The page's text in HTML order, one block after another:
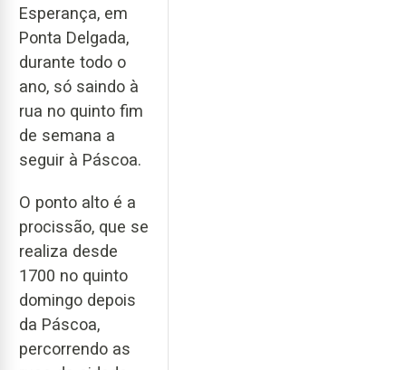
Esperança, em
Ponta Delgada,
durante todo o
ano, só saindo à
rua no quinto fim
de semana a
seguir à Páscoa.
O ponto alto é a
procissão, que se
realiza desde
1700 no quinto
domingo depois
da Páscoa,
percorrendo as